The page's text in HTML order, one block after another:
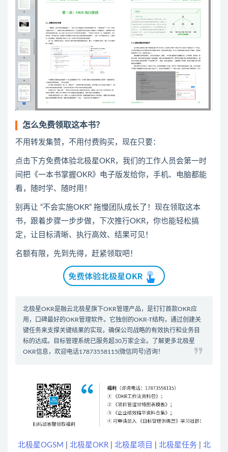
怎么免费领取这本书？
不用转发集赞，不用付费购买，现在只要：
点击下方免费体验北极星OKR​， 我们的工作人员会第一时
间把《一本书掌握OKR》电子版发给你，手机、电脑都能
看，随时学、随时用！
别再让 “不会实施OKR” 拖慢团队成长了！现在领取这本
书，跟着步骤一步步做，下次推行OKR，你也能轻松搞
定，让目标清晰、执行高效、结果可见！
名额有限，先到先得，赶紧领取吧！
北极星OKR是融云北极星旗下OKR管理产品，是钉钉首款OKR应
用 ，口碑最好的OKR管理软件。它独创的OKR-T结构，通过创建关
键任务来支撑关键结果的实现，确保公司战略的有效执行和业务目
标的达成。
目标管理系统已服务超30万家企业。了解更多北极星
OKR信息，欢迎电话17873558115(微信同号)咨询！
北极星OGSM 北极星OKR| 北极星项目 北极星任务 北